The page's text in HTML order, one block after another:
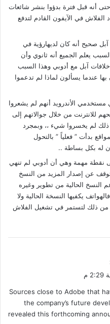
أنه قبل فترة بدؤوا بنشر شائعات
الفلاش في الآيفون القادم لتدفع
صحيح أنه كان لديهارؤية في
يعلم الجميع أنه ثانوي وأن
آبل مع أدوبي وهذا السبب
عندما يسألون لماذا لم تدعموا
الأندرويد أنهم لم يشعروا
للانترنت من خلال جوالاتهم إلى
لم يخسروا شيء ،، وبمجرد
بدأت ” فعلياً ” بالتحول
نقطة مهمة وهي أن أدوبي لم تنهي
عن إصدار المزيد من النسخ
النسخ الحالية من تطوير وغيره
يكفيها النسخة الحالية ولا
من ذلك لتستمر في تشغيل الفلاش
Sources close to Adobe that
the company’s future
revealed this forthcoming